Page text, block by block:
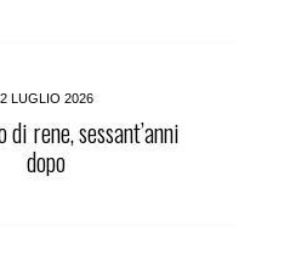
2 LUGLIO 2026
rene, sessant’anni
dopo